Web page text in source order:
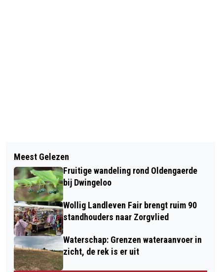
GLASVEZELGEBRUIK IN DRENTHE
NEEMT TOE, MAAR DE WOLDEN
BUNGELT ONDERAAN
COALITIEAKKOORD: EIGEN-WIJS DE
WOLDEN, STERKE DORPEN, STERKE
TOEKOMST
Meest Gelezen
Fruitige wandeling rond Oldengaerde
bij Dwingeloo
Wollig Landleven Fair brengt ruim 90
standhouders naar Zorgvlied
Waterschap: Grenzen wateraanvoer in
zicht, de rek is er uit